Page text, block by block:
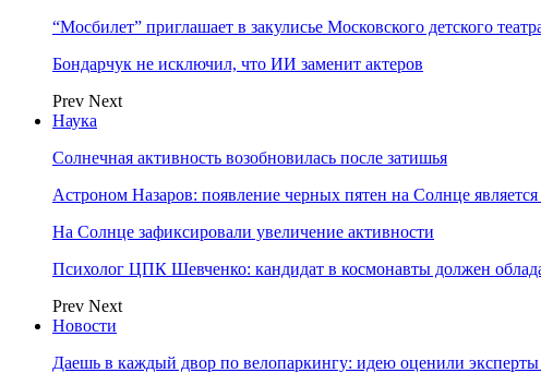
“Мосбилет” приглашает в закулисье Московского детского
Бондарчук не исключил, что ИИ заменит актеров
Prev Next
Наука
Солнечная активность возобновилась после затишья
Астроном Назаров: появление черных пятен на Солнце
На Солнце зафиксировали увеличение активности
Психолог ЦПК Шевченко: кандидат в космонавты должен
Prev Next
Новости
Даешь в каждый двор по велопаркингу: идею оценили